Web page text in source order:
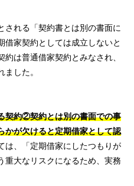
される「契約書とは別の書面に
借家契約としては成立しないと
は普通借家契約とみなされ、
した。
契約②契約とは別の書面での事
かが欠けると定期借家として認
は、「定期借家にしたつもりが
重大なリスクになるため、実務